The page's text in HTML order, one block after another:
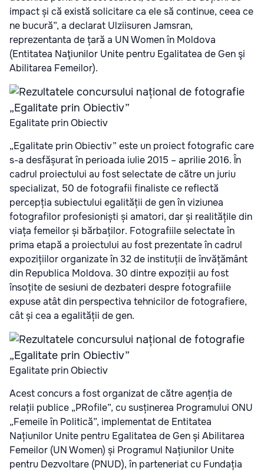
impact și că există solicitare ca ele să continue, ceea ce
ne bucură”, a declarat Ulziisuren Jamsran,
reprezentanta de țară a UN Women în Moldova
(Entitatea Naţiunilor Unite pentru Egalitatea de Gen şi
Abilitarea Femeilor).
Egalitate prin Obiectiv
„Egalitate prin Obiectiv” este un proiect fotografic care
s-a desfășurat în perioada iulie 2015 – aprilie 2016. În
cadrul proiectului au fost selectate de către un juriu
specializat, 50 de fotografii finaliste ce reflectă
percepția subiectului egalității de gen în viziunea
fotografilor profesioniști și amatori, dar și realitățile din
viața femeilor și bărbaților. Fotografiile selectate în
prima etapă a proiectului au fost prezentate în cadrul
expozițiilor organizate în 32 de instituții de învățământ
din Republica Moldova. 30 dintre expoziții au fost
însoțite de sesiuni de dezbateri despre fotografiile
expuse atât din perspectiva tehnicilor de fotografiere,
cât și cea a egalității de gen.
Egalitate prin Obiectiv
Acest concurs a fost organizat de către agenția de
relații publice „PRofile”, cu susținerea Programului ONU
„Femeile în Politică”, implementat de Entitatea
Națiunilor Unite pentru Egalitatea de Gen și Abilitarea
Femeilor (UN Women) și Programul Națiunilor Unite
pentru Dezvoltare (PNUD), în parteneriat cu Fundația